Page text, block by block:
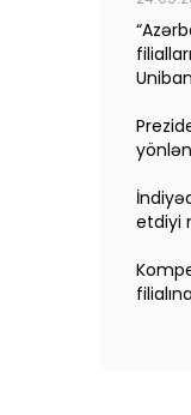
etdiyi